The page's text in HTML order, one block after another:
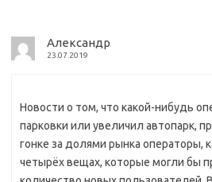
Александр
23.07.2019
Новости о том, что какой-нибудь
парковки или увеличил автопарк,
гонке за долями рынка операторы,
четырёх вещах, которые могли бы